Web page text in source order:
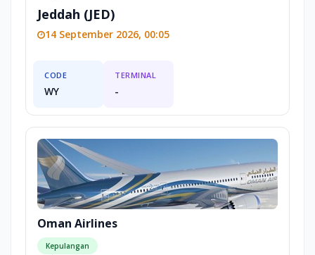
Jeddah (JED)
14 September 2026, 00:05
CODE
WY
TERMINAL
-
Oman Airlines
Kepulangan